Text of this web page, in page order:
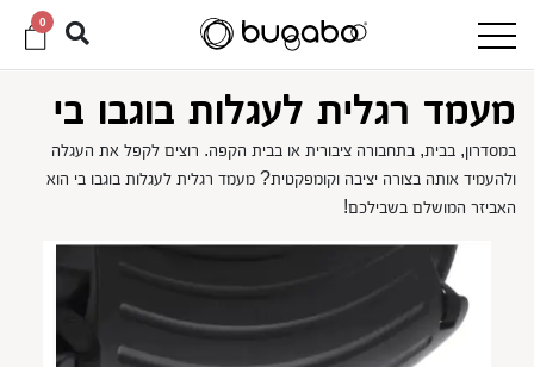
0
מעמד רגלית לעגלות בוגבו בי
במסדרון, בבית, בתחבורה ציבורית או בבית הקפה. רוצים לקפל את העגלה
ולהעמיד אותה בצורה יציבה וקומפקטית? מעמד רגלית לעגלות בוגבו בי הוא
האביזר המושלם בשבילכם!